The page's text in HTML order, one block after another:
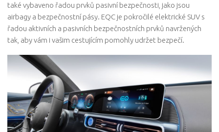
také vybaveno řadou prvků pasivní bezpečnosti, jako jsou
airbagy a bezpečnostní pásy. EQC je pokročilé elektrické SUV s
řadou aktivních a pasivních bezpečnostních prvků navržených
tak, aby vám i vašim cestujícím pomohly udržet bezpečí.